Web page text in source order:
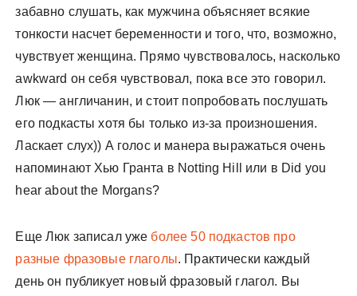
забавно слушать, как мужчина объясняет всякие
тонкости насчет беременности и того, что, возможно,
чувствует женщина. Прямо чувствовалось, насколько
awkward он себя чувствовал, пока все это говорил.
Люк — англичанин, и стоит попробовать послушать
его подкасты хотя бы только из-за произношения.
Ласкает слух)) А голос и манера выражаться очень
напоминают Хью Гранта в Notting Hill или в Did you
hear about the Morgans?
Еще Люк записал уже более 50 подкастов про
разные фразовые глаголы. Практически каждый
день он публикует новый фразовый глагол. Вы